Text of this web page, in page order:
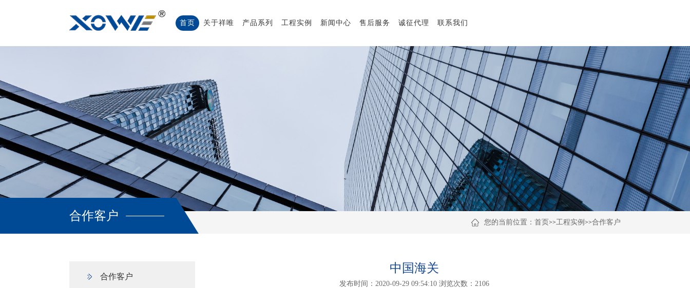
首页 关于祥唯 产品系列 工程实例 新闻中心 售后服务 诚征代理 联系我们
合作客户 您的当前位置： 首页 >>工程实例 >>合作客户
合作客户
中国海关
发布时间：2020-09-29 09:54:10 浏览次数：2106